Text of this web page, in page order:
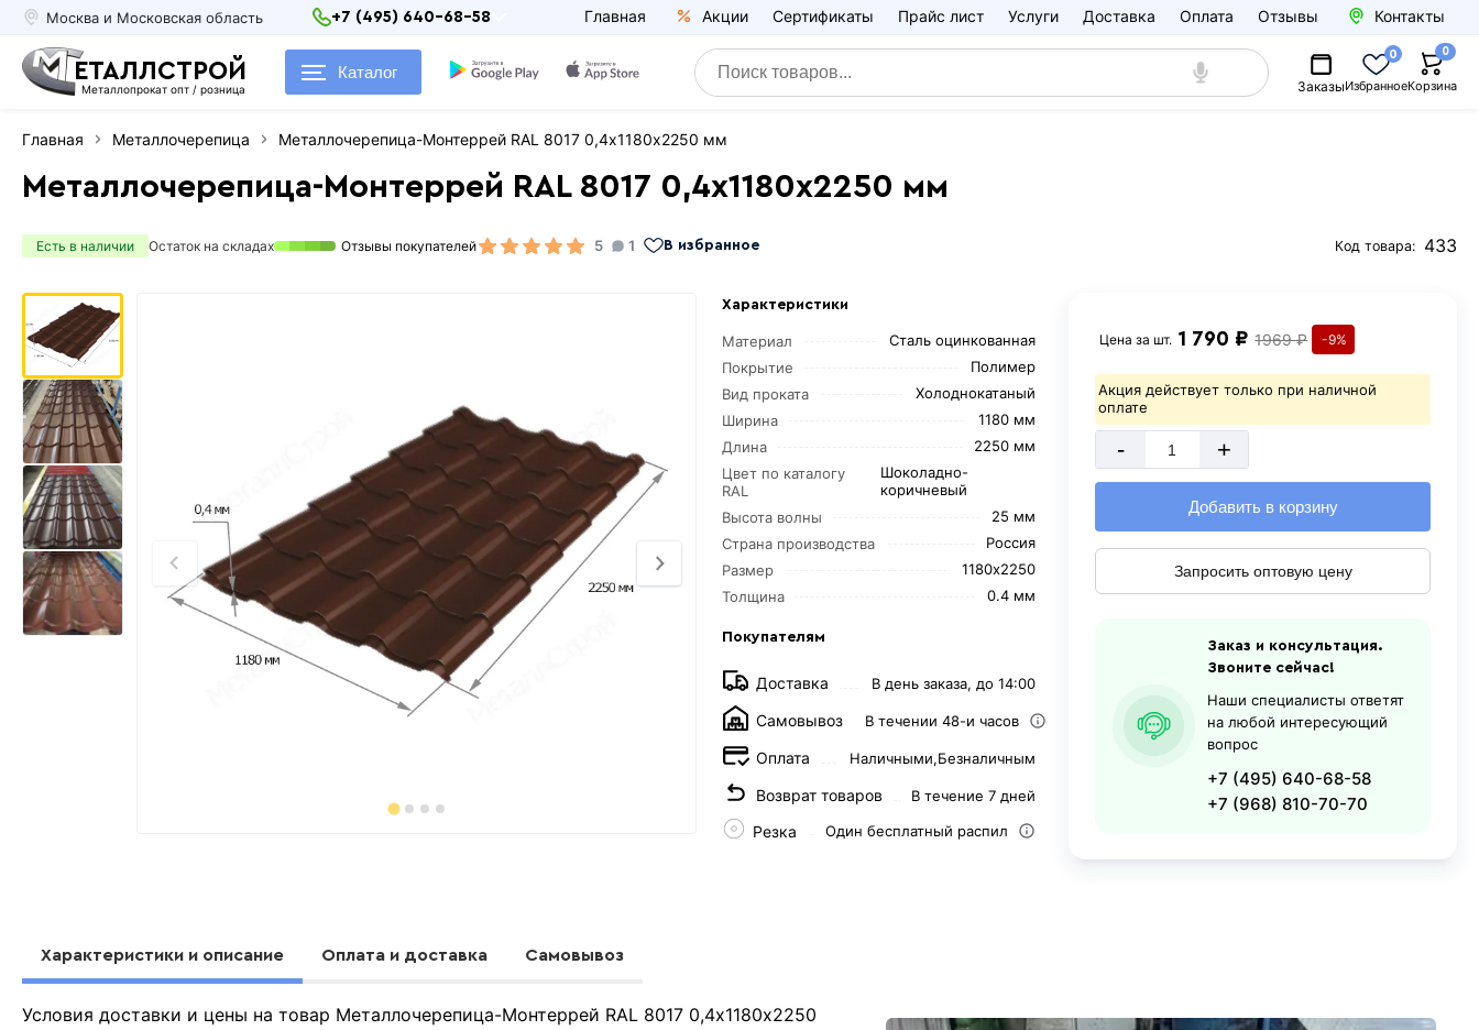
Москва и Московская область +7 (495) 640-68-58 Главная Акции Сертификаты Прайс лист Услуги Доставка Оплата Отзывы Контакты
ЕТАЛЛСТРОЙ
Металлопрокат опт / розница
Каталог
ЗаказыИзбранное
0
Корзина
0
Главная Металлочерепица Металлочерепица-Монтеррей RAL 8017 0,4х1180х2250 мм
Металлочерепица-Монтеррей RAL 8017 0,4х1180х2250 мм
Есть в наличии Остаток на складах Отзывы покупателей 5 1 В избранное Код товара: 433
Характеристики
Материал
Сталь оцинкованная
Покрытие
Полимер
Вид проката
Холоднокатаный
Ширина
1180 мм
Длина
2250 мм
Цвет по каталогу
RAL
Шоколадно-
коричневый
Высота волны
25 мм
Страна производства
Россия
Размер
1180х2250
Толщина
0.4 мм
Покупателям
Доставка В день заказа, до 14:00
Самовывоз В течении 48-и часов
Оплата Наличными,Безналичным
Возврат товаров В течение 7 дней
Резка Один бесплатный распил
Цена за шт. 1 790 ₽ 1969 ₽ -9%
Акция действует только при наличной
оплате
- +
Добавить в корзину
Запросить оптовую цену
Заказ и консультация.
Звоните сейчас!
Наши специалисты ответят
на любой интересующий
вопрос
+7 (495) 640-68-58
+7 (968) 810-70-70
Характеристики и описание Оплата и доставка Самовывоз
Условия доставки и цены на товар Металлочерепица-Монтеррей RAL 8017 0,4х1180х2250